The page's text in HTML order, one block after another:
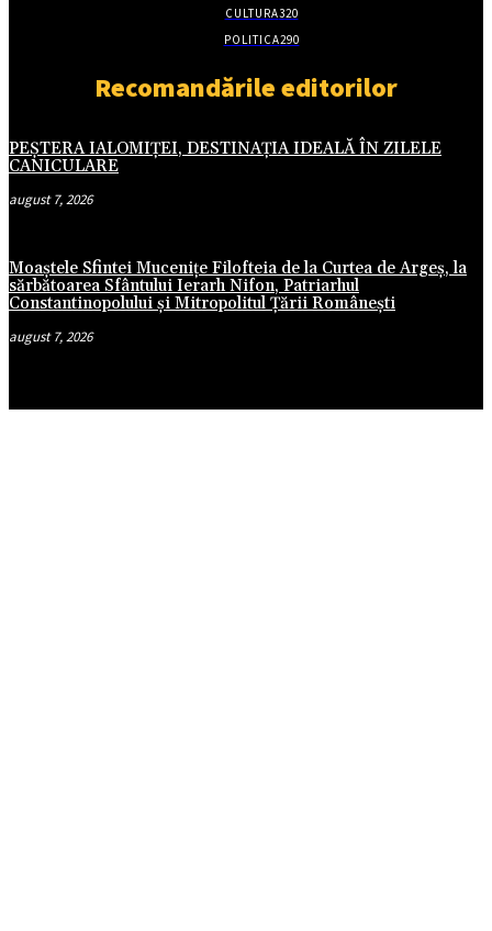
CULTURA320
POLITICA290
Recomandările editorilor
PEȘTERA IALOMIȚEI, DESTINAȚIA IDEALĂ ÎN ZILELE
CANICULARE
august 7, 2026
Moaștele Sfintei Mucenițe Filofteia de la Curtea de Argeș, la
sărbătoarea Sfântului Ierarh Nifon, Patriarhul
Constantinopolului și Mitropolitul Țării Românești
august 7, 2026